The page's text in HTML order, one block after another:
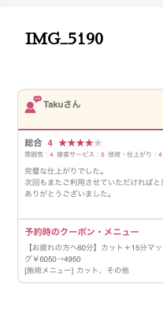
IMG_5190